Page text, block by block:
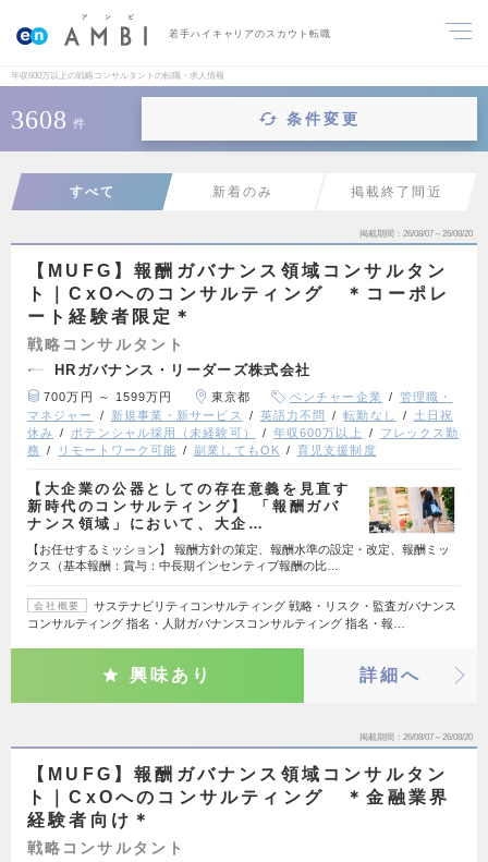
若手ハイキャリアのスカウト転職
年収600万以上の戦略コンサルタントの転職・求人情報
3608 件 条件変更
すべて 新着のみ 掲載終了間近
掲載期間 26/08/07～26/08/20
【MUFG】報酬ガバナンス領域コンサルタン
ト｜CxOへのコンサルティング ＊コーポレ
ート経験者限定＊
戦略コンサルタント
HRガバナンス・リーダーズ株式会社
700万円 ～ 1599万円 東京都 ベンチャー企業
管理職・
マネジャー
新規事業・新サービス 英語力不問 転勤なし
土日祝
休み
ポテンシャル採用（未経験可） 年収600万以上
フレックス勤
務
リモートワーク可能 副業してもOK 育児支援制度
【大企業の公器としての存在意義を見直す
新時代のコンサルティング】 「報酬ガバ
ナンス領域」において、大企…
【お任せするミッション】 報酬方針の策定、報酬水準の設定・改定、報酬ミッ
クス（基本報酬：賞与：中長期インセンティブ報酬の比…
会社概要
サステナビリティコンサルティング 戦略・リスク・監査ガバナンス
コンサルティング 指名・人財ガバナンスコンサルティング 指名・報…
興味あり 詳細へ
掲載期間 26/08/07～26/08/20
【MUFG】報酬ガバナンス領域コンサルタン
ト｜CxOへのコンサルティング ＊金融業界
経験者向け＊
戦略コンサルタント